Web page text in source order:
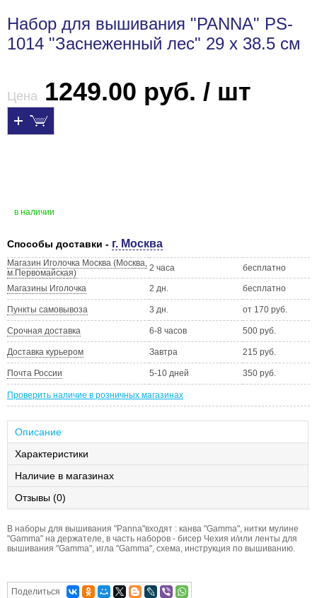
Набор для вышивания "PANNA" PS-
1014 "Заснеженный лес" 29 х 38.5 см
Цена 1249.00 руб. / шт
в наличии
Способы доставки - г. Москва
Магазин Иголочка Москва (Москва,
м.Первомайская)
2 часа бесплатно
Магазины Иголочка 2 дн. бесплатно
Пункты самовывоза 3 дн. от 170 руб.
Срочная доставка 6-8 часов 500 руб.
Доставка курьером Завтра 215 руб.
Почта России 5-10 дней 350 руб.
Проверить наличие в розничных магазинах
Описание
Характеристики
Наличие в магазинах
Отзывы (0)
В наборы для вышивания "Panna"входят : канва "Gamma", нитки мулине
"Gamma" на держателе, в часть наборов - бисер Чехия и/или ленты для
вышивания "Gamma", игла "Gamma", схема, инструкция по вышиванию.
Поделиться